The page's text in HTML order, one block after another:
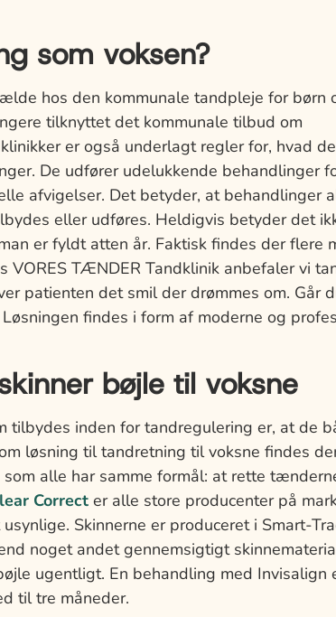
som voksen?
hos den kommunale tandpleje for børn
tilknyttet det kommunale tilbud om
er også underlagt regler for, hvad
De udfører udelukkende behandlinger
afvigelser. Det betyder, at behandlinger
eller udføres. Heldigvis betyder det
er fyldt atten år. Faktisk findes der flere
TÆNDER Tandklinik anbefaler vi
patienten det smil der drømmes om. Går
findes i form af moderne og
bøjle til voksne
tilbydes inden for tandregulering er, at de
løsning til tandretning til voksne findes
alle har samme formål: at rette
Correct er alle store producenter på
Skinnerne er produceret i Smart-
noget andet gennemsigtigt
ugentligt. En behandling med Invisalign
til tre måneder.